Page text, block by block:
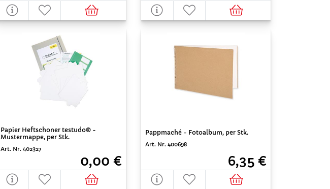
Papier Heftschoner testudo® -
Mustermappe, per Stk.
Art. Nr. 402327
0,00 €
Pappmaché - Fotoalbum, per Stk.
Art. Nr. 400698
6,35 €